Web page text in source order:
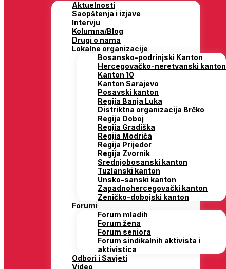
Aktuelnosti
Saopštenja i izjave
Intervju
Kolumna/Blog
Drugi o nama
Lokalne organizacije
Bosansko-podrinjski Kanton
Hercegovačko-neretvanski kanton
Kanton 10
Kanton Sarajevo
Posavski kanton
Regija Banja Luka
Distriktna organizacija Brčko
Regija Doboj
Regija Gradiška
Regija Modriča
Regija Prijedor
Regija Zvornik
Srednjobosanski kanton
Tuzlanski kanton
Unsko-sanski kanton
Zapadnohercegovački kanton
Zeničko-dobojski kanton
Forumi
Forum mladih
Forum žena
Forum seniora
Forum sindikalnih aktivista i
aktivistica
Odbori i Savjeti
Video